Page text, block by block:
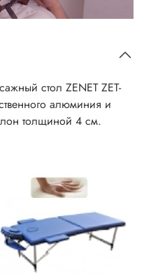
стол ZENET ZET-
алюминия и
толщиной 4 см.